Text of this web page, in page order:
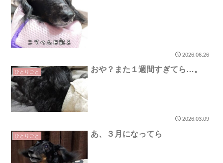
2026.06.26
ひとりごと おや？また１週間すぎてら…。
2026.03.09
ひとりごと あ、３月になってら